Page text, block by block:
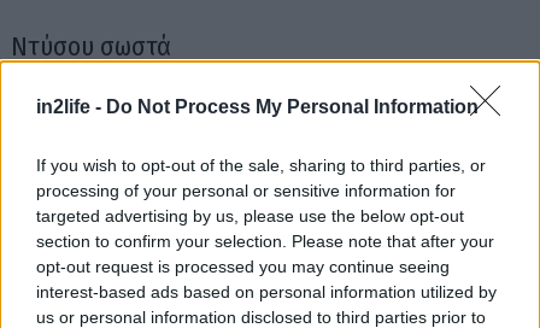
in2life - Do Not Process My Personal Information
If you wish to opt-out of the sale, sharing to third parties, or
processing of your personal or sensitive information for
targeted advertising by us, please use the below opt-out
section to confirm your selection. Please note that after your
opt-out request is processed you may continue seeing
interest-based ads based on personal information utilized by
us or personal information disclosed to third parties prior to
Ντύσου σωστά
Τα συνθετικά υφάσματα και το μάλλινο μπορούν
ρούχα και χρησιμοποίησε γάντια για να
προστατεύσεις τα χέρια σου από το κρύο.
Σαν τη συνέπεια δεν έχει